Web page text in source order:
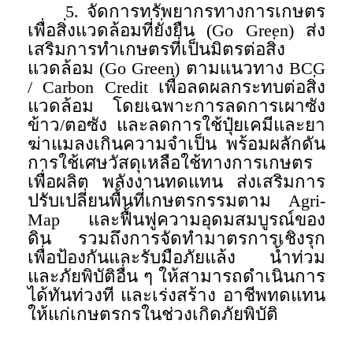
5. จัดการทรัพยากรทางการเกษตร
เพื่อสิ่งแวดล้อมที่ยั่งยืน (Go Green) ส่ง
เสริมการทำเกษตรที่เป็นมิตรต่อสิ่ง
แวดล้อม (Go Green) ตามแนวทาง BCG
/ Carbon Credit เพื่อลดผลกระทบต่อสิ่ง
แวดล้อม โดยเฉพาะการลดการเผาซัง
ข้าว/ตอซัง และลดการใช้ปุ๋ยเคมีและยา
ฆ่าแมลงเกินความจำเป็น พร้อมผลักดัน
การใช้เศษวัสดุเหลือใช้ทางการเกษตร
เพื่อผลิต พลังงานทดแทน ส่งเสริมการ
ปรับเปลี่ยนพื้นที่เกษตรกรรมตาม Agri-
Map และฟื้นฟูความอุดมสมบูรณ์ของ
ดิน รวมถึงการจัดทำมาตรการเชิงรุก
เพื่อป้องกันและรับมือภัยแล้ง น้ำท่วม
และภัยพิบัติอื่น ๆ ให้สามารถดำเนินการ
ได้ทันท่วงที และเร่งสร้าง อาชีพทดแทน
ให้แก่เกษตรกรในช่วงเกิดภัยพิบัติ